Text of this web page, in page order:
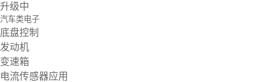
升级中
汽车类电子
底盘控制
发动机
变速箱
电流传感器应用